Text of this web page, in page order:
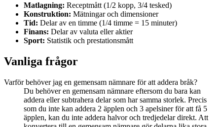
Matlagning: Receptmått (1/2 kopp, 3/4 tesked)
Konstruktion: Mätningar och dimensioner
Tid: Delar av en timme (1/4 timme = 15 minuter)
Finans: Delar av valuta eller aktier
Sport: Statistik och prestationsmått
Vanliga frågor
Varför behöver jag en gemensam nämnare för att addera bråk?
Du behöver en gemensam nämnare eftersom du bara kan
addera eller subtrahera delar som har samma storlek. Precis
som du inte kan addera 2 äpplen och 3 apelsiner för att få 5
äpplen, kan du inte addera halvor och tredjedelar direkt. Att